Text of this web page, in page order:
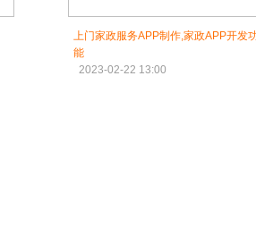
上门家政服务APP制作,家政APP开发
能
2023-02-22 13:00